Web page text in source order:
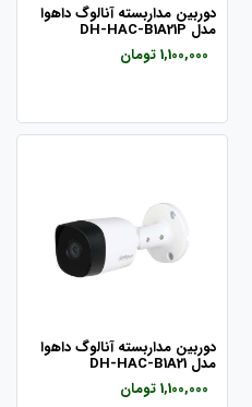
دوربین مداربسته آنالوگ داهوا
مدل DH-HAC-B1A21P
1,100,000 تومان
دوربین مداربسته آنالوگ داهوا
مدل DH-HAC-B1A21
1,100,000 تومان